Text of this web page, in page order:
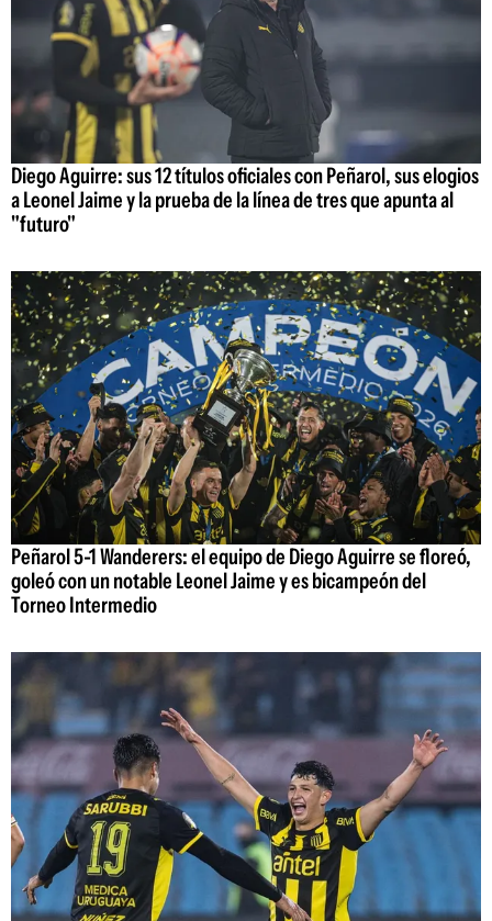
Diego Aguirre: sus 12 títulos oficiales con Peñarol, sus elogios
a Leonel Jaime y la prueba de la línea de tres que apunta al
"futuro"
Peñarol 5-1 Wanderers: el equipo de Diego Aguirre se floreó,
goleó con un notable Leonel Jaime y es bicampeón del
Torneo Intermedio